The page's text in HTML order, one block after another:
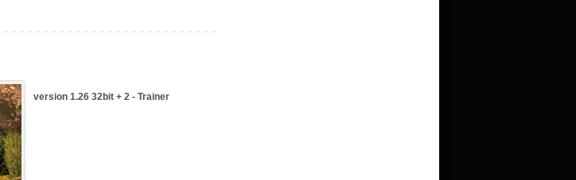
version 1.26 32bit + 2 - Trainer